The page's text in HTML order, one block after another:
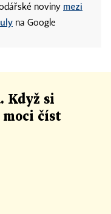
noviny mezi
na Google
Když si
číst